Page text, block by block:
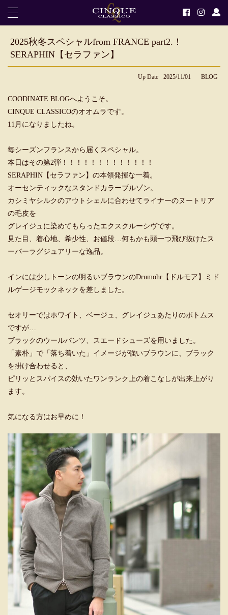
2025秋冬スペシャルfrom FRANCE part2.！
SERAPHIN【セラファン】
Up Date 2025/11/01 BLOG
COODINATE BLOGへようこそ。
CINQUE CLASSICOのオオムラです。
11月になりましたね。
毎シーズンフランスから届くスペシャル。
本日はその第2弾！！！！！！！！！！！！！
SERAPHIN【セラファン】の本領発揮な一着。
オーセンティックなスタンドカラーブルゾン。
カシミヤシルクのアウトシェルに合わせてライナーのヌートリア
の毛皮を
グレイジュに染めてもらったエクスクルーシヴです。
見た目、着心地、希少性、お値段…何もかも頭一つ飛び抜けたス
ーパーラグジュアリーな逸品。
インには少しトーンの明るいブラウンのDrumohr【ドルモア】ミド
ルゲージモックネックを差しました。
セオリーではホワイト、ベージュ、グレイジュあたりのボトムス
ですが…
ブラックのウールパンツ、スエードシューズを用いました。
「素朴」で「落ち着いた」イメージが強いブラウンに、ブラック
を掛け合わせると、
ピリッとスパイスの効いたワンランク上の着こなしが出来上がり
ます。
気になる方はお早めに！